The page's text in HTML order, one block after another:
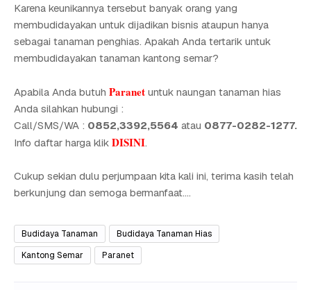
Karena keunikannya tersebut banyak orang yang
membudidayakan untuk dijadikan bisnis ataupun hanya
sebagai tanaman penghias. Apakah Anda tertarik untuk
membudidayakan tanaman kantong semar?
Apabila Anda butuh Paranet untuk naungan tanaman hias
Anda silahkan hubungi :
Call/SMS/WA : 0852,3392,5564 atau 0877-0282-1277.
Info daftar harga klik DISINI.
Cukup sekian dulu perjumpaan kita kali ini, terima kasih telah
berkunjung dan semoga bermanfaat....
Budidaya Tanaman
Budidaya Tanaman Hias
Kantong Semar
Paranet